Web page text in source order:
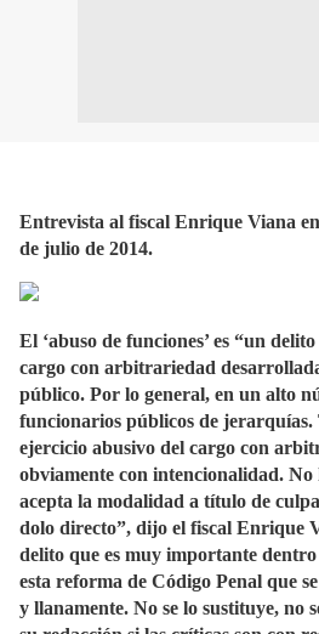
Entrevista al fiscal Enrique Viana
de julio de 2014.
El ‘abuso de funciones’ es “un
cargo con arbitrariedad
público. Por lo general, en un alto
funcionarios públicos de jerarquías.
ejercicio abusivo del cargo con
obviamente con intencionalidad.
acepta la modalidad a título de
dolo directo”, dijo el fiscal Enrique
delito que es muy importante
esta reforma de Código Penal que
y llanamente. No se lo sustituye, no